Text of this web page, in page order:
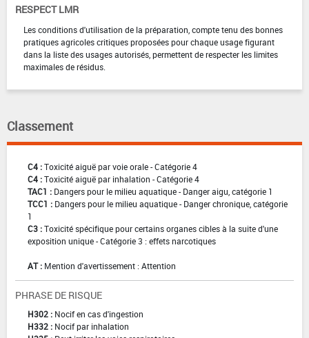
RESPECT LMR
Les conditions d'utilisation de la préparation, compte tenu des bonnes
pratiques agricoles critiques proposées pour chaque usage figurant
dans la liste des usages autorisés, permettent de respecter les limites
maximales de résidus.
Classement
C4 :Toxicité aiguë par voie orale - Catégorie 4
C4 :Toxicité aiguë par inhalation - Catégorie 4
TAC1 : Dangers pour le milieu aquatique - Danger aigu, catégorie 1
TCC1 : Dangers pour le milieu aquatique - Danger chronique, catégorie
1
C3 :Toxicité spécifique pour certains organes cibles à la suite d'une
exposition unique - Catégorie 3 : effets narcotiques
AT : Mention d'avertissement : Attention
PHRASE DE RISQUE
H302 : Nocif en cas d'ingestion
H332 : Nocif par inhalation